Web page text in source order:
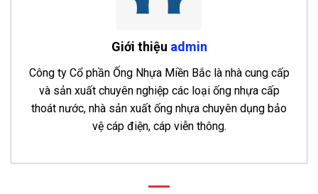
Giới thiệu admin
Công ty Cổ phần Ống Nhựa Miền Bắc là nhà cung cấp
và sản xuất chuyên nghiệp các loại ống nhựa cấp
thoát nước, nhà sản xuất ống nhựa chuyên dụng bảo
vệ cáp điện, cáp viễn thông.
Bảng báo giá ống nhựa chịu nhiệt PPR Hoa Sen